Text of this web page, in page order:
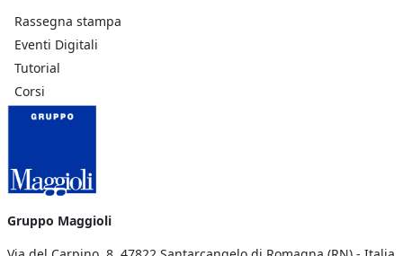
Rassegna stampa
Eventi Digitali
Tutorial
Corsi
Gruppo Maggioli